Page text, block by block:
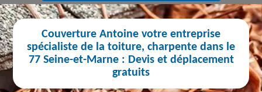
Couverture Antoine votre entreprise
spécialiste de la toiture, charpente dans le
77 Seine-et-Marne : Devis et déplacement
gratuits